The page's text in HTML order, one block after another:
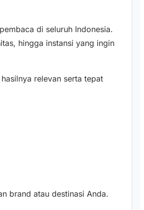
di seluruh Indonesia.
hingga instansi yang ingin
relevan serta tepat
brand atau destinasi Anda.